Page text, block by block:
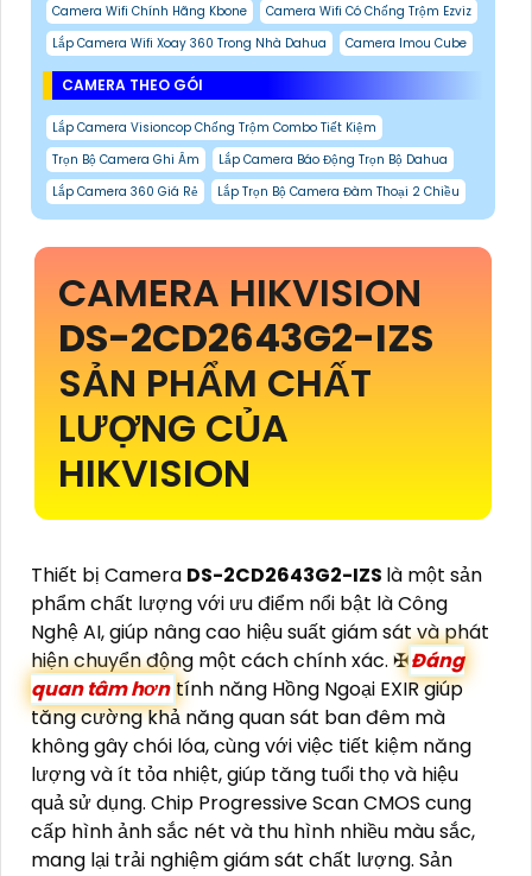
Camera Wifi Chính Hãng Kbone
Camera Wifi Có Chống Trộm Ezviz
Lắp Camera Wifi Xoay 360 Trong Nhà Dahua
Camera Imou Cube
CAMERA THEO GÓI
Lắp Camera Visioncop Chống Trộm Combo Tiết Kiệm
Trọn Bộ Camera Ghi Âm
Lắp Camera Báo Động Trọn Bộ Dahua
Lắp Camera 360 Giá Rẻ
Lắp Trọn Bộ Camera Đàm Thoại 2 Chiều
CAMERA HIKVISION
DS-2CD2643G2-IZS
SẢN PHẨM CHẤT
LƯỢNG CỦA
HIKVISION
Thiết bị Camera DS-2CD2643G2-IZS là một sản
phẩm chất lượng với ưu điểm nổi bật là Công
Nghệ AI, giúp nâng cao hiệu suất giám sát và phát
hiện chuyển động một cách chính xác. ✠Đáng
quan tâm hơn tính năng Hồng Ngoại EXIR giúp
tăng cường khả năng quan sát ban đêm mà
không gây chói lóa, cùng với việc tiết kiệm năng
lượng và ít tỏa nhiệt, giúp tăng tuổi thọ và hiệu
quả sử dụng. Chip Progressive Scan CMOS cung
cấp hình ảnh sắc nét và thu hình nhiều màu sắc,
mang lại trải nghiệm giám sát chất lượng. Sản